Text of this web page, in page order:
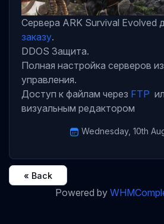
Сервера ARK Survival Evolved
заказу.
DDOS Защита.
Полная настройка серверов
управления.
Доступ к файлам через FTP
визуальным редактором
Wednesday, 10th
« Back
Powered by